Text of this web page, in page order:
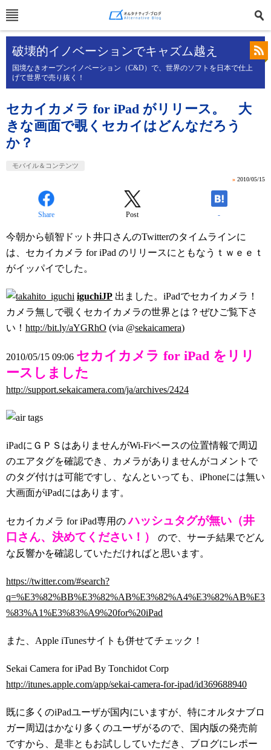
破壊的イノベーションでキャズム越え
国境なきオープンイノベーション（C&D）で、世界のソフトを日本で仕上
げて世界で売り抜く！
セカイカメラ for iPad がリリース。 大
きな画面で覗くセカイはどんなだろう
か？
モバイル＆コンテンツ
» 2010/05/15
Share Post -
今朝から頓智ドット井口さんのTwitterのタイムラインに
は、セカイカメラ for iPad のリリースにともなうｔｗｅｅｔ
がイッパイでした。
iguchiJP 出ました。iPadでセカイカメラ！
カメラ無しで覗くセカイカメラの世界とは？ぜひご覧下さ
い！ http://bit.ly/aYGRhO (via @sekaicamera)
2010/05/15 09:06 セカイカメラ for iPad をリリ
ースしました
http://support.sekaicamera.com/ja/archives/2424
iPadにＧＰＳはありませんがWi-Fiベースの位置情報で周辺
のエアタグを確認でき、カメラがありませんがコメントで
のタグ付けは可能ですし、なんといっても、iPhoneには無い
大画面がiPadにはあります。
セカイカメラ for iPad専用のハッシュタグが無い（井
口さん、決めてください！）
ので、サーチ結果でどん
な反響かを確認していただければと思います。
https://twitter.com/#search?
q=%E3%82%BB%E3%82%AB%E3%82%A4%E3%82%AB%E3
%83%A1%E3%83%A9%20for%20iPad
また、Apple iTunesサイトも併せてチェック！
Sekai Camera for iPad By Tonchidot Corp
http://itunes.apple.com/app/sekai-camera-for-ipad/id369688940
既に多くのiPadユーザが国内にいますが、特にオルタナブロ
ガー周辺はかなり多くのユーザがるので、国内版の発売前
ですから、是非ともお試ししていただき、ブログにレポー